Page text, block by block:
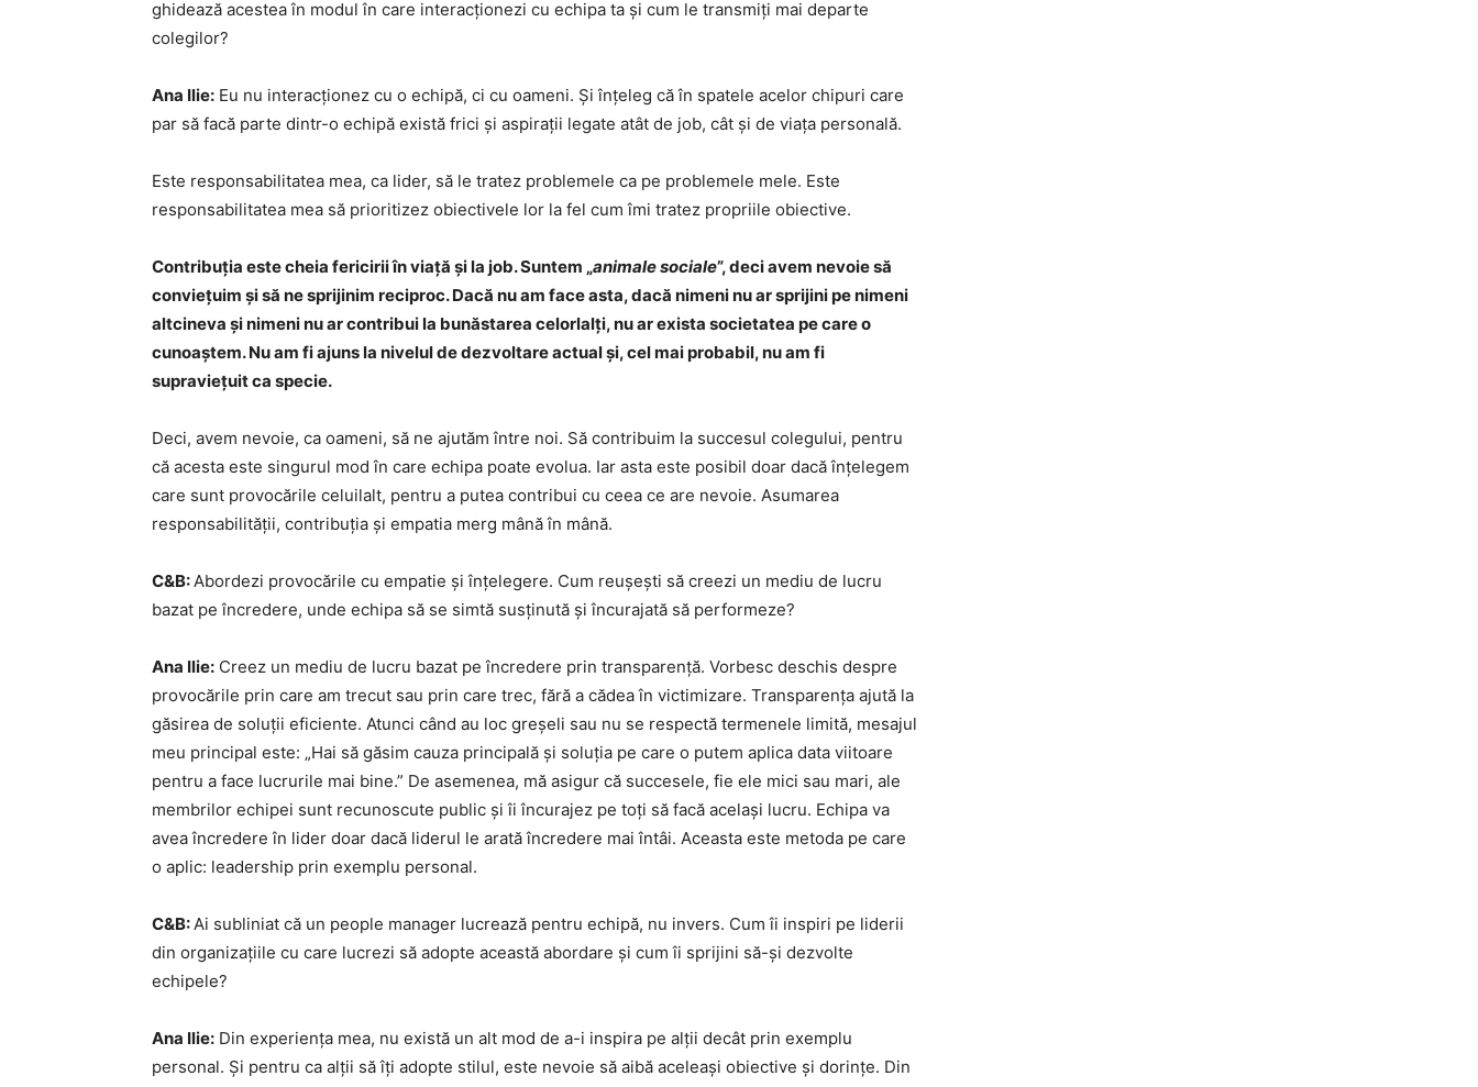
ghidează acestea în modul în care interacționezi cu echipa ta și cum le transmiți mai departe
colegilor?
Ana Ilie: Eu nu interacționez cu o echipă, ci cu oameni. Și înțeleg că în spatele acelor chipuri care
par să facă parte dintr-o echipă există frici și aspirații legate atât de job, cât și de viața personală.
Este responsabilitatea mea, ca lider, să le tratez problemele ca pe problemele mele. Este
responsabilitatea mea să prioritizez obiectivele lor la fel cum îmi tratez propriile obiective.
Contribuția este cheia fericirii în viață și la job. Suntem „animale sociale”, deci avem nevoie să
conviețuim și să ne sprijinim reciproc. Dacă nu am face asta, dacă nimeni nu ar sprijini pe nimeni
altcineva și nimeni nu ar contribui la bunăstarea celorlalți, nu ar exista societatea pe care o
cunoaștem. Nu am fi ajuns la nivelul de dezvoltare actual și, cel mai probabil, nu am fi
supraviețuit ca specie.
Deci, avem nevoie, ca oameni, să ne ajutăm între noi. Să contribuim la succesul colegului, pentru
că acesta este singurul mod în care echipa poate evolua. Iar asta este posibil doar dacă înțelegem
care sunt provocările celuilalt, pentru a putea contribui cu ceea ce are nevoie. Asumarea
responsabilității, contribuția și empatia merg mână în mână.
C&B:Abordezi provocările cu empatie și înțelegere. Cum reușești să creezi un mediu de lucru
bazat pe încredere, unde echipa să se simtă susținută și încurajată să performeze?
Ana Ilie: Creez un mediu de lucru bazat pe încredere prin transparență. Vorbesc deschis despre
provocările prin care am trecut sau prin care trec, fără a cădea în victimizare. Transparența ajută la
găsirea de soluții eficiente. Atunci când au loc greșeli sau nu se respectă termenele limită, mesajul
meu principal este: „Hai să găsim cauza principală și soluția pe care o putem aplica data viitoare
pentru a face lucrurile mai bine.” De asemenea, mă asigur că succesele, fie ele mici sau mari, ale
membrilor echipei sunt recunoscute public și îi încurajez pe toți să facă același lucru. Echipa va
avea încredere în lider doar dacă liderul le arată încredere mai întâi. Aceasta este metoda pe care
o aplic: leadership prin exemplu personal.
C&B:Ai subliniat că un people manager lucrează pentru echipă, nu invers. Cum îi inspiri pe liderii
din organizațiile cu care lucrezi să adopte această abordare și cum îi sprijini să-și dezvolte
echipele?
Ana Ilie: Din experiența mea, nu există un alt mod de a-i inspira pe alții decât prin exemplu
personal. Și pentru ca alții să îți adopte stilul, este nevoie să aibă aceleași obiective și dorințe. Din